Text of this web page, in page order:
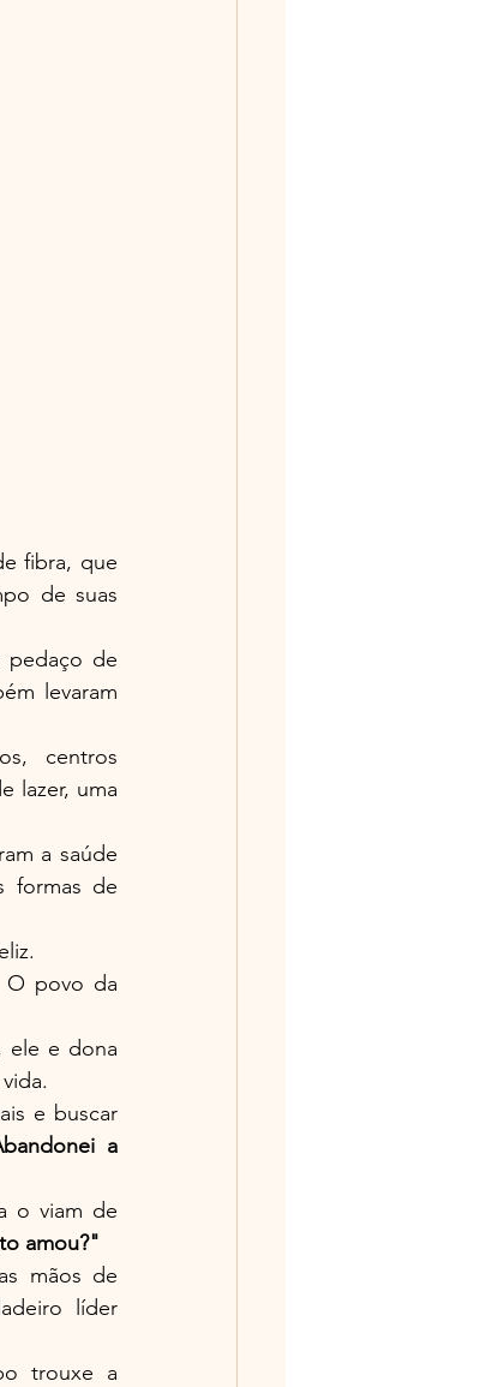
fibra, que
de suas
pedaço de
levaram
centros
lazer, uma
a saúde
formas de
O povo da
ele e dona
e buscar
a
o viam de
amou?"
mãos de
líder
trouxe a